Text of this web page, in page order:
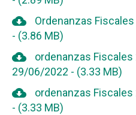
cloud_download Ordenanzas Fiscales
- (3.86 MB)
cloud_download
ordenanzas Fiscales
29/06/2022 - (3.33 MB)
cloud_download ordenanzas Fiscales
- (3.33 MB)